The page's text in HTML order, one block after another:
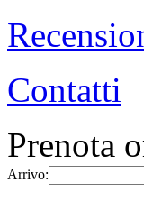
Contatti
Prenota
Arrivo: